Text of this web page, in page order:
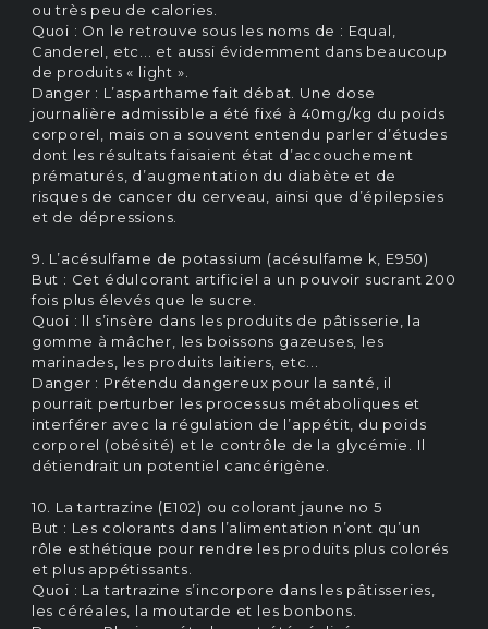
ou très peu de calories.
Quoi : On le retrouve sous les noms de : Equal,
Canderel, etc... et aussi évidemment dans beaucoup
de produits « light ».
Danger : L’asparthame fait débat. Une dose
journalière admissible a été fixé à 40mg/kg du poids
corporel, mais on a souvent entendu parler d’études
dont les résultats faisaient état d’accouchement
prématurés, d’augmentation du diabète et de
risques de cancer du cerveau, ainsi que d’épilepsies
et de dépressions.
9. L’acésulfame de potassium (acésulfame k, E950)
But : Cet édulcorant artificiel a un pouvoir sucrant 200
fois plus élevés que le sucre.
Quoi : ll s’insère dans les produits de pâtisserie, la
gomme à mâcher, les boissons gazeuses, les
marinades, les produits laitiers, etc...
Danger : Prétendu dangereux pour la santé, il
pourrait perturber les processus métaboliques et
interférer avec la régulation de l’appétit, du poids
corporel (obésité) et le contrôle de la glycémie. Il
détiendrait un potentiel cancérigène.
10. La tartrazine (E102) ou colorant jaune no 5
But : Les colorants dans l’alimentation n’ont qu’un
rôle esthétique pour rendre les produits plus colorés
et plus appétissants.
Quoi : La tartrazine s’incorpore dans les pâtisseries,
les céréales, la moutarde et les bonbons.